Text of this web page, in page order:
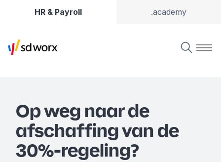
HR & Payroll .academy
Op weg naar de
afschaffing van de
30%-regeling?